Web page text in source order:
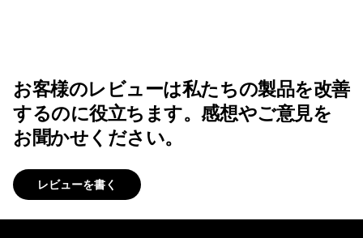
お客様のレビューは私たちの製品を改善
するのに役立ちます。感想やご意見を
お聞かせください。
レビューを書く